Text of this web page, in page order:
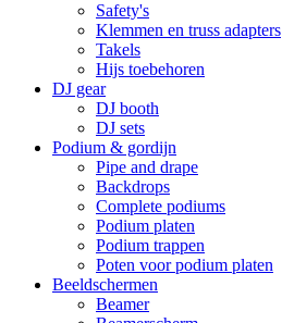
Safety's
Klemmen en truss adapters
Takels
Hijs toebehoren
DJ gear
DJ booth
DJ sets
Podium & gordijn
Pipe and drape
Backdrops
Complete podiums
Podium platen
Podium trappen
Poten voor podium platen
Beeldschermen
Beamer